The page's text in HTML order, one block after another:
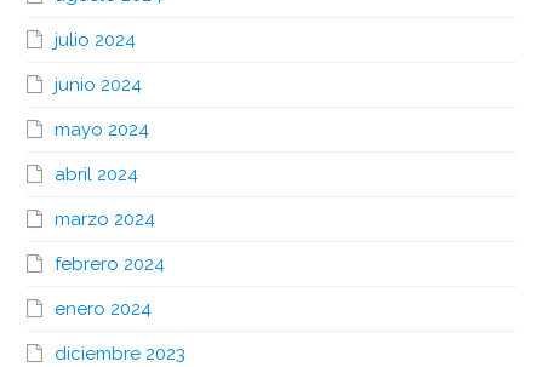
julio 2024
junio 2024
mayo 2024
abril 2024
marzo 2024
febrero 2024
enero 2024
diciembre 2023